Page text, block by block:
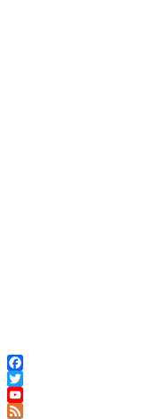
Facebook
Twitter
YouTube